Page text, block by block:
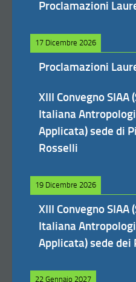
Proclamazioni
17 Dicembre 2026
Proclamazioni
XIII Convegno SIAA
Italiana
Applicata) sede di
Rosselli
19 Dicembre 2026
XIII Convegno SIAA
Italiana
Applicata) sede dei
22 Gennaio 2027